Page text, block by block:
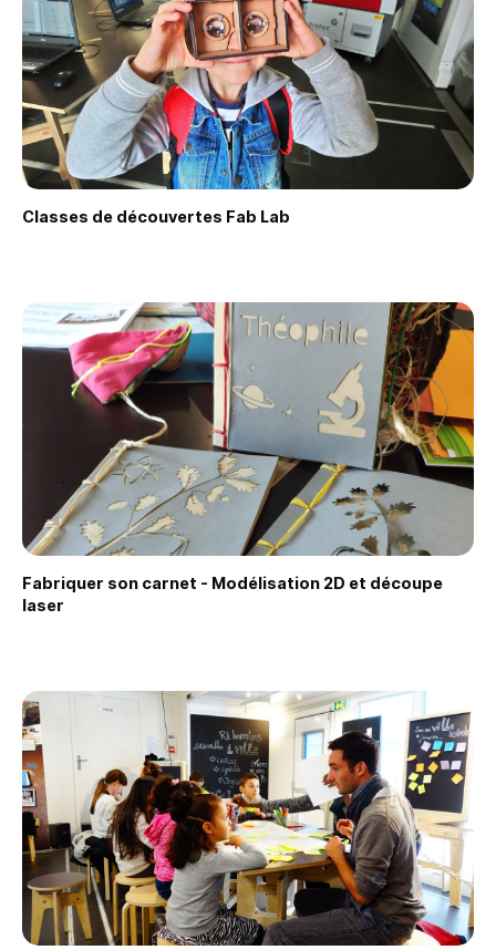
Faire une demande
Classes de découvertes Fab Lab
Faire une demande
Fabriquer son carnet - Modélisation 2D et découpe
laser